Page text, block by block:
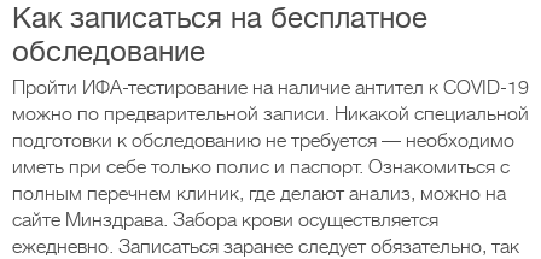
Как записаться на бесплатное
обследование
Пройти ИФА-тестирование на наличие антител к COVID-19
можно по предварительной записи. Никакой специальной
подготовки к обследованию не требуется — необходимо
иметь при себе только полис и паспорт. Ознакомиться с
полным перечнем клиник, где делают анализ, можно на
сайте Минздрава. Забора крови осуществляется
ежедневно. Записаться заранее следует обязательно, так